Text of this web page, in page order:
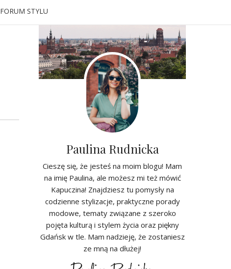
FORUM STYLU
Paulina Rudnicka
Cieszę się, że jesteś na moim blogu! Mam
na imię Paulina, ale możesz mi też mówić
Kapuczina! Znajdziesz tu pomysły na
codzienne stylizacje, praktyczne porady
modowe, tematy związane z szeroko
pojęta kulturą i stylem życia oraz piękny
Gdańsk w tle. Mam nadzieję, że zostaniesz
ze mną na dłużej!